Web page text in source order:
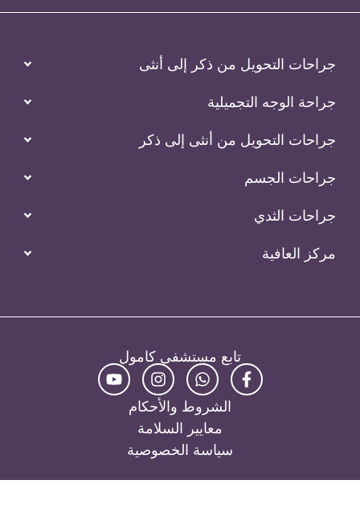
جراحات التحويل من ذكر إلى أنثى
جراحة الوجه التجميلية
جراحات التحويل من أنثى إلى ذكر
جراحات الجسم
جراحات الثدي
مركز العافية
تابع مستشفى كامول
الشروط والأحكام
معايير السلامة
سياسة الخصوصية